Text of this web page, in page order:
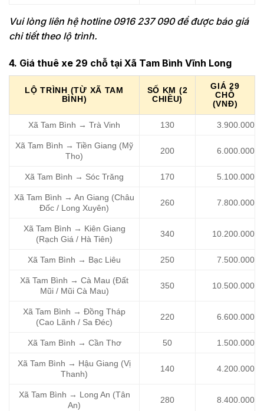
Vui lòng liên hệ hotline 0916 237 090 để được báo giá
chi tiết theo lộ trình.
4. Giá thuê xe 29 chỗ tại Xã Tam Bình Vĩnh Long
LỘ TRÌNH (TỪ XÃ TAM
BÌNH)
SỐ KM (2
CHIỀU)
GIÁ 29
CHỖ
(VNĐ)
Xã Tam Bình → Trà Vinh 130 3.900.000
Xã Tam Bình → Tiền Giang (Mỹ
Tho)
200 6.000.000
Xã Tam Bình → Sóc Trăng 170 5.100.000
Xã Tam Bình → An Giang (Châu
Đốc / Long Xuyên)
260 7.800.000
Xã Tam Bình → Kiên Giang
(Rạch Giá / Hà Tiên)
340 10.200.000
Xã Tam Bình → Bạc Liêu 250 7.500.000
Xã Tam Bình → Cà Mau (Đất
Mũi / Mũi Cà Mau)
350 10.500.000
Xã Tam Bình → Đồng Tháp
(Cao Lãnh / Sa Đéc)
220 6.600.000
Xã Tam Bình → Cần Thơ 50 1.500.000
Xã Tam Bình → Hậu Giang (Vị
Thanh)
140 4.200.000
Xã Tam Bình → Long An (Tân
An)
280 8.400.000